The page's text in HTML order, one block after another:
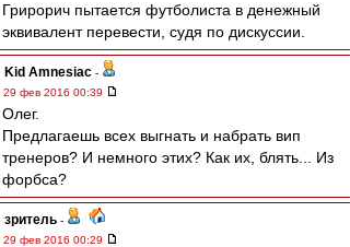
Грирорич пытается футболиста в денежный
эквивалент перевести, судя по дискуссии.
Kid Amnesiac -
29 фев 2016 00:39
Олег.
Предлагаешь всех выгнать и набрать вип
тренеров? И немного этих? Как их, блять... Из
форбса?
зpитель -
29 фев 2016 00:29